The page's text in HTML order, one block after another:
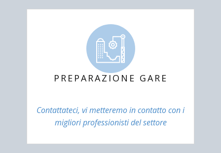
PREPARAZIONE GARE
Contattateci, vi metteremo in contatto con i
migliori professionisti del settore